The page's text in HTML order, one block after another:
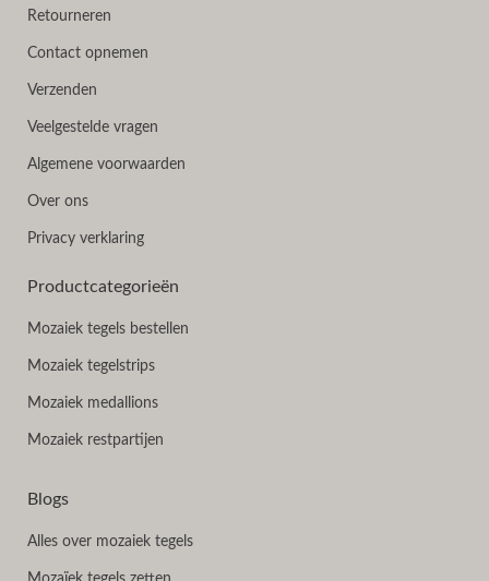
Retourneren
Contact opnemen
Verzenden
Veelgestelde vragen
Algemene voorwaarden
Over ons
Privacy verklaring
Productcategorieën
Mozaiek tegels bestellen
Mozaiek tegelstrips
Mozaiek medallions
Mozaiek restpartijen
Blogs
Alles over mozaiek tegels